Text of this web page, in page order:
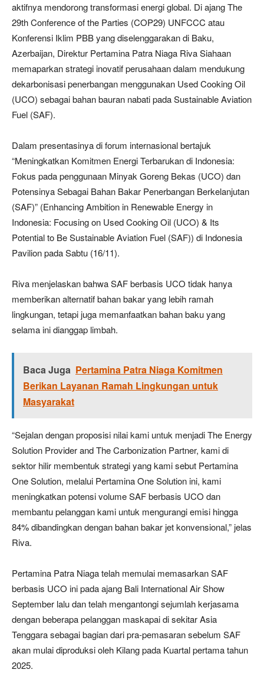
aktifnya mendorong transformasi energi global. Di ajang The
29th Conference of the Parties (COP29) UNFCCC atau
Konferensi Iklim PBB yang diselenggarakan di Baku,
Azerbaijan, Direktur Pertamina Patra Niaga Riva Siahaan
memaparkan strategi inovatif perusahaan dalam mendukung
dekarbonisasi penerbangan menggunakan Used Cooking Oil
(UCO) sebagai bahan bauran nabati pada Sustainable Aviation
Fuel (SAF).
Dalam presentasinya di forum internasional bertajuk
“Meningkatkan Komitmen Energi Terbarukan di Indonesia:
Fokus pada penggunaan Minyak Goreng Bekas (UCO) dan
Potensinya Sebagai Bahan Bakar Penerbangan Berkelanjutan
(SAF)” (Enhancing Ambition in Renewable Energy in
Indonesia: Focusing on Used Cooking Oil (UCO) & Its
Potential to Be Sustainable Aviation Fuel (SAF)) di Indonesia
Pavilion pada Sabtu (16/11).
Riva menjelaskan bahwa SAF berbasis UCO tidak hanya
memberikan alternatif bahan bakar yang lebih ramah
lingkungan, tetapi juga memanfaatkan bahan baku yang
selama ini dianggap limbah.
Baca Juga Pertamina Patra Niaga Komitmen
Berikan Layanan Ramah Lingkungan untuk
Masyarakat
“Sejalan dengan proposisi nilai kami untuk menjadi The Energy
Solution Provider and The Carbonization Partner, kami di
sektor hilir membentuk strategi yang kami sebut Pertamina
One Solution, melalui Pertamina One Solution ini, kami
meningkatkan potensi volume SAF berbasis UCO dan
membantu pelanggan kami untuk mengurangi emisi hingga
84% dibandingkan dengan bahan bakar jet konvensional,” jelas
Riva.
Pertamina Patra Niaga telah memulai memasarkan SAF
berbasis UCO ini pada ajang Bali International Air Show
September lalu dan telah mengantongi sejumlah kerjasama
dengan beberapa pelanggan maskapai di sekitar Asia
Tenggara sebagai bagian dari pra-pemasaran sebelum SAF
akan mulai diproduksi oleh Kilang pada Kuartal pertama tahun
2025.